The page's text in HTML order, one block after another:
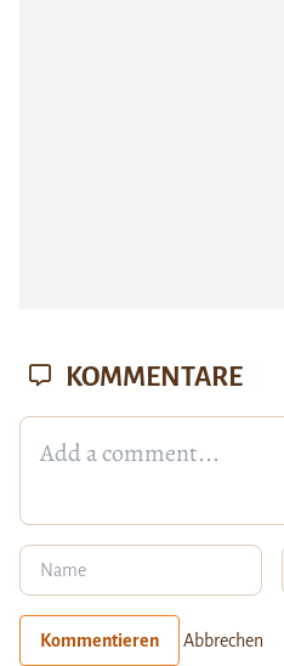
KOMMENTARE
Kommentieren Abbrechen